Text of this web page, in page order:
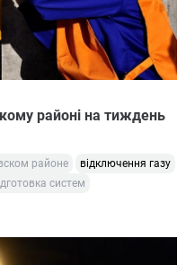
районі на тиждень
районе
відключення газу
систем